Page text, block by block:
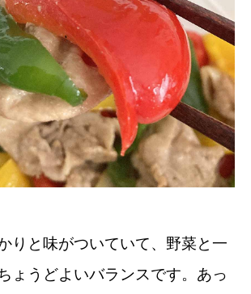
りと味がついていて、野菜と一
ょうどよいバランスです。あっ